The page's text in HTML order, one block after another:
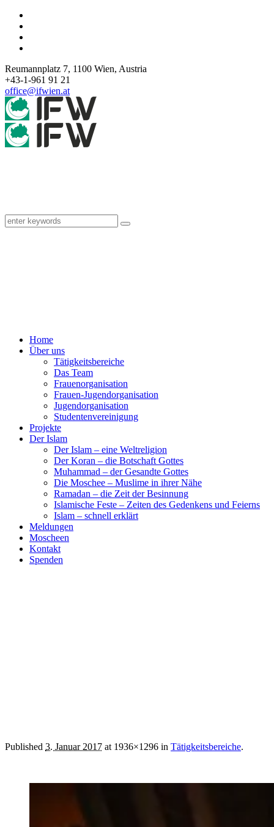
Reumannplatz 7, 1100 Wien, Austria
+43-1-961 91 21
office@ifwien.at
Home
Über uns
Tätigkeitsbereiche
Das Team
Frauenorganisation
Frauen-Jugendorganisation
Jugendorganisation
Studentenvereinigung
Projekte
Der Islam
Der Islam – eine Weltreligion
Der Koran – die Botschaft Gottes
Muhammad – der Gesandte Gottes
Die Moschee – Muslime in ihrer Nähe
Ramadan – die Zeit der Besinnung
Islamische Feste – Zeiten des Gedenkens und Feierns
Islam – schnell erklärt
Meldungen
Moscheen
Kontakt
Spenden
Published 3. Januar 2017 at 1936×1296 in Tätigkeitsbereiche.